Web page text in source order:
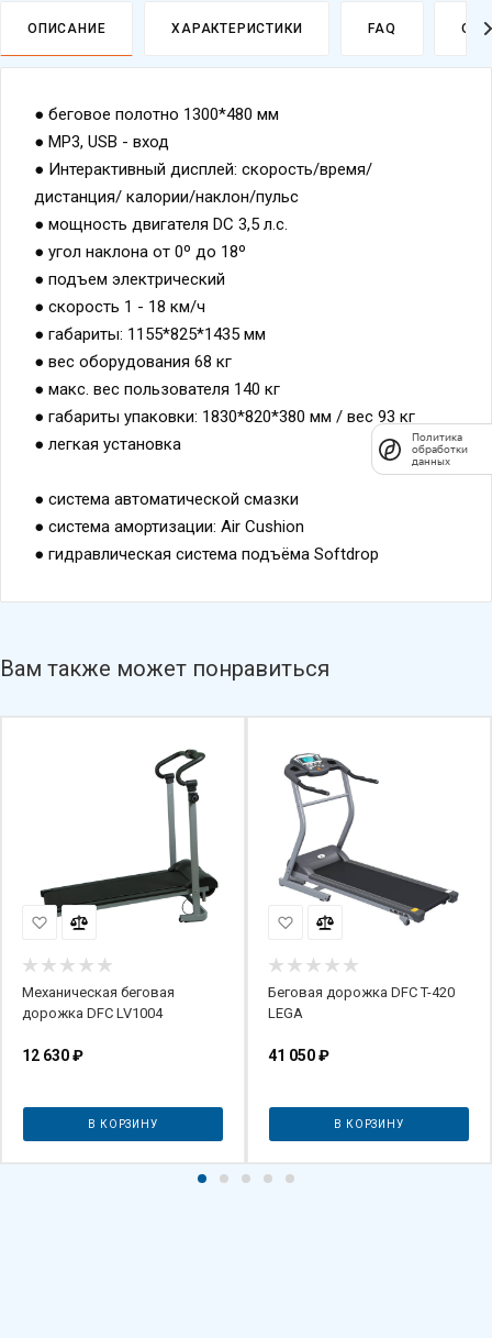
ОПИСАНИЕ ХАРАКТЕРИСТИКИ FAQ
● беговое полотно 1300*480 мм
● MP3, USB - вход
● Интерактивный дисплей: скорость/время/
дистанция/ калории/наклон/пульс
● мощность двигателя DC 3,5 л.с.
● угол наклона от 0º до 18º
● подъем электрический
● скорость 1 - 18 км/ч
● габариты: 1155*825*1435 мм
● вес оборудования 68 кг
● макс. вес пользователя 140 кг
● габариты упаковки: 1830*820*380 мм / вес 93 кг
● легкая установка
● система автоматической смазки
● система амортизации: Air Cushion
● гидравлическая система подъёма Softdrop
Вам также может понравиться
Механическая беговая
дорожка DFC LV1004
12 630₽
В КОРЗИНУ
Беговая дорожка DFC T-420
LEGA
41 050₽
В КОРЗИНУ
Политика
обработки
данных